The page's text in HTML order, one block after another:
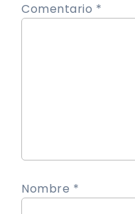
Comentario *
Nombre *